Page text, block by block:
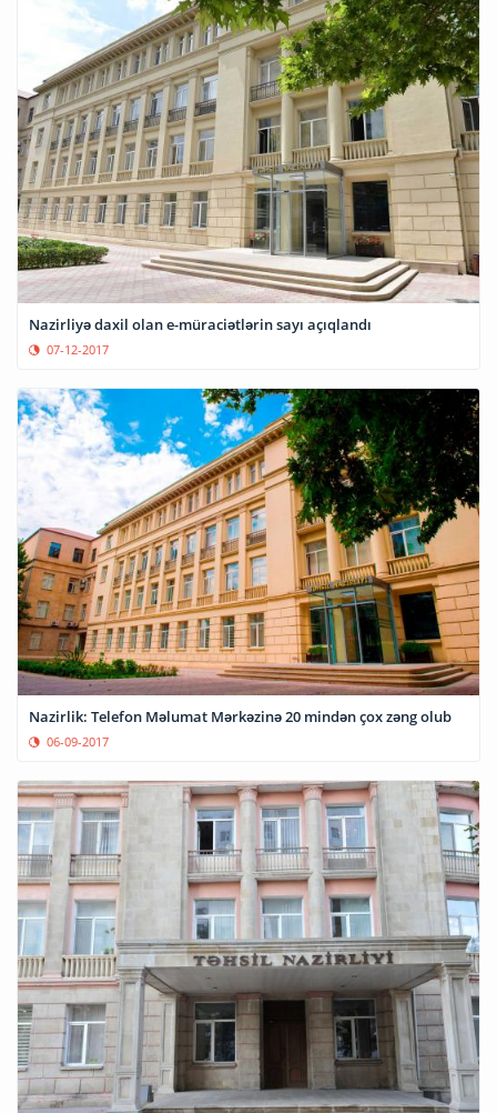
Nazirliyə daxil olan e-müraciətlərin sayı açıqlandı
07-12-2017
Nazirlik: Telefon Məlumat Mərkəzinə 20 mindən çox zəng olub
06-09-2017